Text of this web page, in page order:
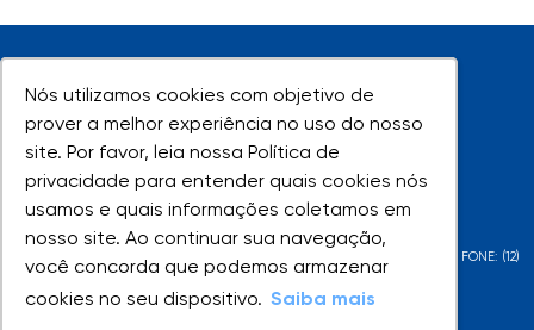
Nós utilizamos cookies com objetivo de
prover a melhor experiência no uso do nosso
site. Por favor, leia nossa Política de
privacidade para entender quais cookies nós
usamos e quais informações coletamos em
nosso site. Ao continuar sua navegação,
você concorda que podemos armazenar
cookies no seu dispositivo. Saiba mais
Nós utilizamos cookies com objetivo de
prover a melhor experiência no uso do nosso
site. Por favor, leia nossa Política de
privacidade para entender quais cookies nós
usamos e quais informações coletamos em
nosso site. Ao continuar sua navegação,
você concorda que podemos armazenar
cookies no seu dispositivo. Saiba mais
UNIVAP - Todos os direitos reservados
AV. SHISHIMA HIFUMI, 2911 - URBANOVA - SÃO JOSÉ DOS CAMPOS - SP - FONE: (12)